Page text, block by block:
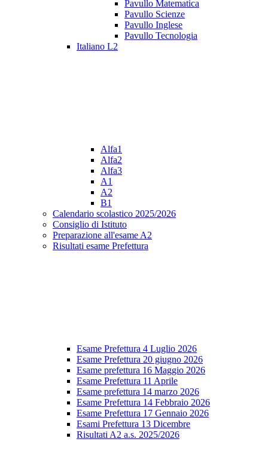
Pavullo Matematica
Pavullo Scienze
Pavullo Inglese
Pavullo Tecnologia
Italiano L2
Alfa1
Alfa2
Alfa3
A1
A2
B1
Calendario scolastico 2025/2026
Consiglio di Istituto
Preparazione all'esame A2
Risultati esame Prefettura
Esame Prefettura 4 Luglio 2026
Esame Prefettura 20 giugno 2026
Esame prefettura 16 Maggio 2026
Esame Prefettura 11 Aprile
Esame prefettura 14 marzo 2026
Esame Prefettura 14 Febbraio 2026
Esame Prefettura 17 Gennaio 2026
Esami Prefettura 13 Dicembre
Risultati A2 a.s. 2025/2026